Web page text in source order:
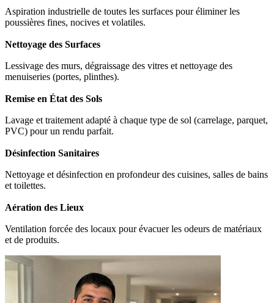
Aspiration industrielle de toutes les surfaces pour éliminer les
poussières fines, nocives et volatiles.
Nettoyage des Surfaces
Lessivage des murs, dégraissage des vitres et nettoyage des
menuiseries (portes, plinthes).
Remise en État des Sols
Lavage et traitement adapté à chaque type de sol (carrelage, parquet,
PVC) pour un rendu parfait.
Désinfection Sanitaires
Nettoyage et désinfection en profondeur des cuisines, salles de bains
et toilettes.
Aération des Lieux
Ventilation forcée des locaux pour évacuer les odeurs de matériaux
et de produits.